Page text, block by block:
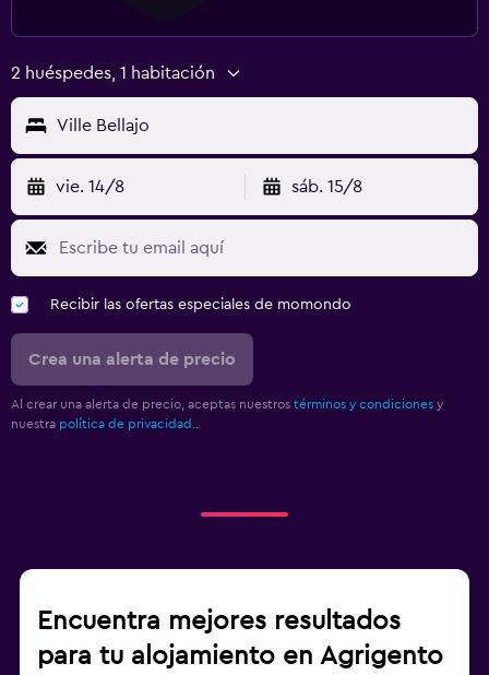
2 huéspedes, 1 habitación
Ville Bellajo
vie. 14/8 sáb. 15/8
Recibir las ofertas especiales de momondo
Crea una alerta de precio
Al crear una alerta de precio, aceptas nuestros términos y condiciones y
nuestra política de privacidad.
Encuentra mejores resultados
para tu alojamiento en Agrigento